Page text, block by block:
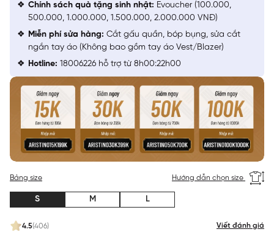
4.5(406) Viết đánh giá
Bảng size Hướng dẫn chọn size
S M L
Chính sách quà tặng sinh nhật: Evoucher (100.000,
500.000, 1.000.000, 1.500.000, 2.000.000 VNĐ)
Miễn phí sửa hàng: Cắt gấu quần, bóp bụng, sửa cắt
ngắn tay áo (Không bao gồm tay áo Vest/Blazer)
Hotline: 18006226 hỗ trợ từ 8h00:22h00